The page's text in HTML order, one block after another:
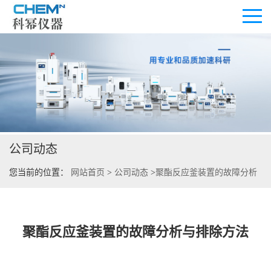
公司首页
公司介绍
公司动态
公司动态
您当前的位置： 网站首页 > 公司动态 >聚酯反应釜装置的故障分析
聚酯反应釜装置的故障分析与排除方法